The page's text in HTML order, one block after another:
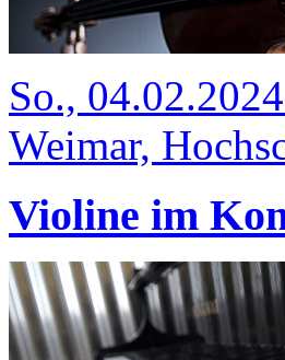
So.,
Weimar,
Violine im